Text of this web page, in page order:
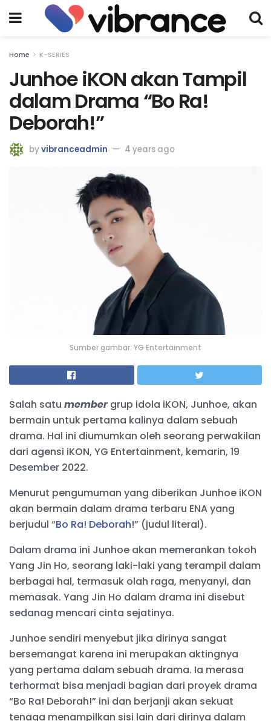
Home K-SERIES
Junhoe iKON akan Tampil
dalam Drama “Bo Ra!
Deborah!”
byvibranceadmin 4 years ago
Sumber gambar: YG Entertainment
Salah satu membergrup idola iKON, Junhoe, akan
bermain untuk pertama kalinya dalam sebuah
drama. Hal ini diumumkan oleh seorang perwakilan
dari agensi iKON, YG Entertainment, kemarin, 19
Desember 2022.
Menurut pengumuman yang diberikan Junhoe iKON
akan bermain dalam drama terbaru ENA yang
berjudul “Bo Ra! Deborah!” (judul literal).
Dalam drama ini Junhoe akan memerankan tokoh
Yang Jin Ho, seorang laki-laki yang terampil dalam
berbagai hal, termasuk olah raga, menyanyi, dan
memasak. Yang Jin Ho dalam drama ini disebut
sedanag mencari cinta sejatinya.
Junhoe sendiri menyebut jika dirinya sangat
bersemangat karena ini merupakan aktingnya
yang pertama dalam sebuah drama. Ia merasa
terhormat bisa menjadi bagian dari proyek drama
“Bo Ra! Deborah!” ini dan berjanji akan sekuat
tenaga menampilkan sisi lain dari dirinya dalam